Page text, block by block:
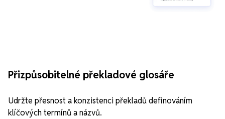
Přizpůsobitelné překladové glosáře
Udržte přesnost a konzistenci překladů definováním
klíčových termínů a názvů.